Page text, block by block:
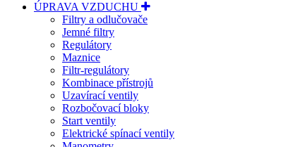
ÚPRAVA VZDUCHU
Filtry a odlučovače
Jemné filtry
Regulátory
Maznice
Filtr-regulátory
Kombinace přístrojů
Uzavírací ventily
Rozbočovací bloky
Start ventily
Elektrické spínací ventily